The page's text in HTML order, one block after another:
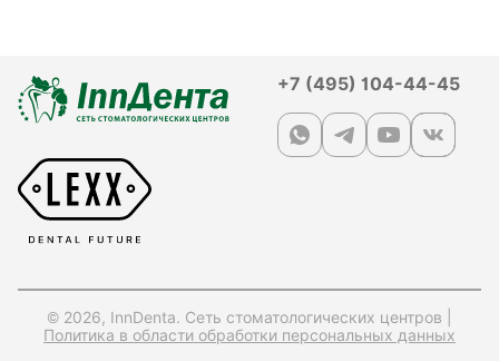
+7 (495) 104-44-45
© 2026, InnDenta. Сеть стоматологических центров |
Политика в области обработки персональных данных